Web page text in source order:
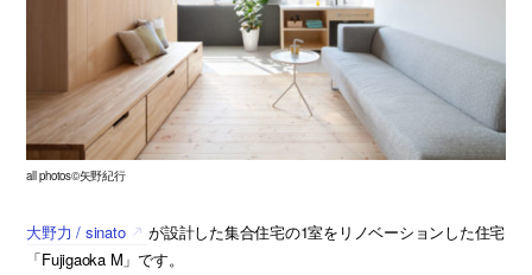
all photos©矢野紀行
大野力 / sinato
が設計した集合住宅の1室をリノベーションした住宅
「Fujigaoka M」です。